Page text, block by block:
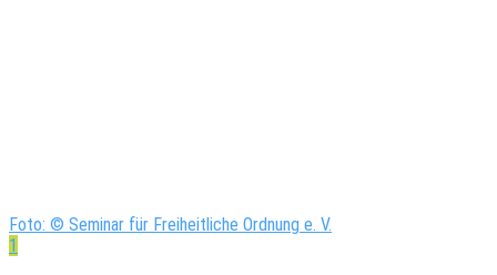
Foto: © Seminar für Freiheitliche Ordnung e. V.
1